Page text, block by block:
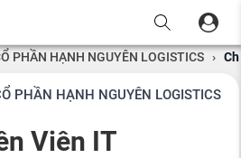
PHẦN HẠNH NGUYÊN LOGISTICS ›
PHẦN HẠNH NGUYÊN LOGISTICS
Viên IT